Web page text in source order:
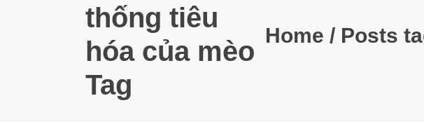
thống tiêu
hóa của mèo
Tag
Home / Posts